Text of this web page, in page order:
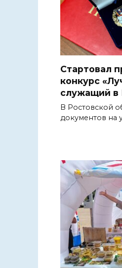
Стартовал
конкурс
служащий в
В Ростовской
документов на